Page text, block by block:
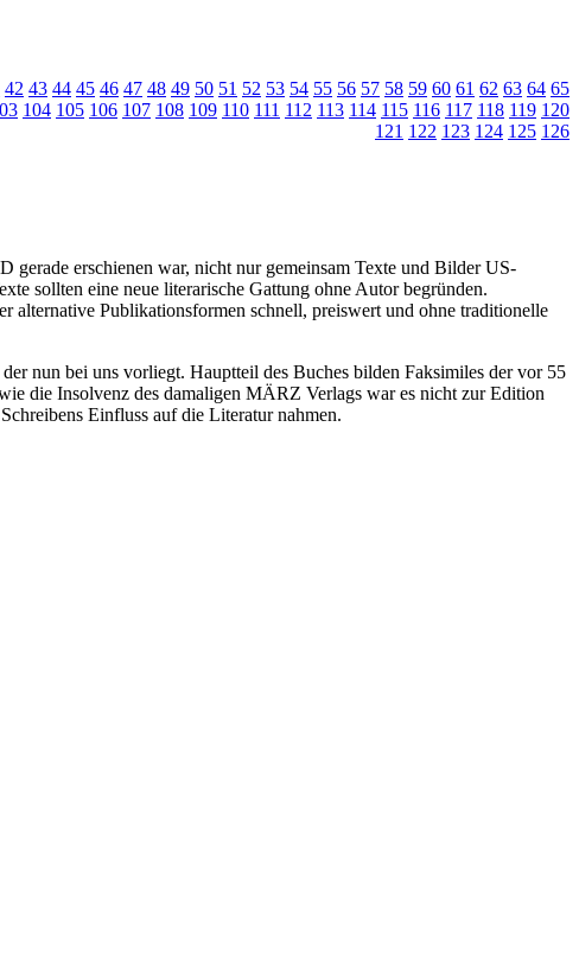
42 43 44 45 46 47 48 49 50 51 52 53 54 55 56 57 58 59 60 61 62 63 64 65
104 105 106 107 108 109 110 111 112 113 114 115 116 117 118 119 120
121 122 123 124 125 126
erschienen war, nicht nur gemeinsam Texte und Bilder US-
sollten eine neue literarische Gattung ohne Autor begründen.
Publikationsformen schnell, preiswert und ohne traditionelle
der nun bei uns vorliegt. Hauptteil des Buches bilden Faksimiles der vor 55
die Insolvenz des damaligen MÄRZ Verlags war es nicht zur Edition
Einfluss auf die Literatur nahmen.